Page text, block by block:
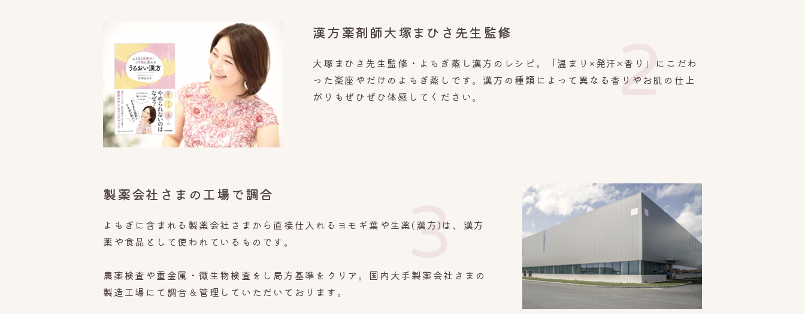
漢方薬剤師大塚まひさ先生監修 2
大塚まひさ先生監修・よもぎ蒸し漢方のレシピ。「温まり×発汗×香り」にこだわ
った楽座やだけのよもぎ蒸しです。漢方の種類によって異なる香りやお肌の仕上
がりもぜひぜひ体感してください。
製薬会社さまの工場で調合 3
よもぎに含まれる 製薬会社さまから直接仕入れるヨモギ葉や生薬(漢方)は、漢方
薬や食品として使われているものです。
農薬検査や重金属・微生物検査をし局方基準をクリア。国内大手製薬会社さまの
製造工場にて調合＆管理していただいております。